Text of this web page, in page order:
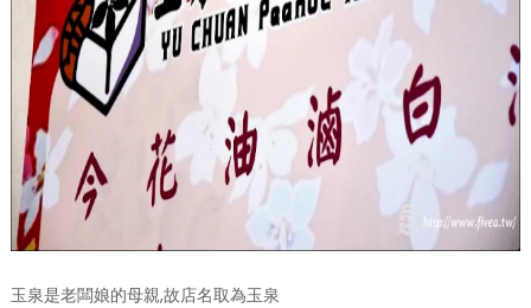
玉泉是老闆娘的母親,故店名取為玉泉